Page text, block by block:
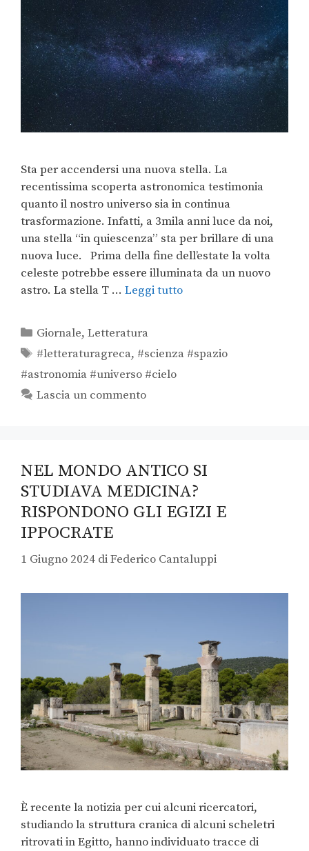
Sta per accendersi una nuova stella. La
recentissima scoperta astronomica testimonia
quanto il nostro universo sia in continua
trasformazione. Infatti, a 3mila anni luce da noi,
una stella “in quiescenza” sta per brillare di una
nuova luce. Prima della fine dell’estate la volta
celeste potrebbe essere illuminata da un nuovo
astro. La stella T … Leggi tutto
Giornale,Letteratura
#letteraturagreca, #scienza #spazio
#astronomia #universo #cielo
Lascia un commento
NEL MONDO ANTICO SI
STUDIAVA MEDICINA?
RISPONDONO GLI EGIZI E
IPPOCRATE
1 Giugno 2024 diFederico Cantaluppi
È recente la notizia per cui alcuni ricercatori,
studiando la struttura cranica di alcuni scheletri
ritrovati in Egitto, hanno individuato tracce di